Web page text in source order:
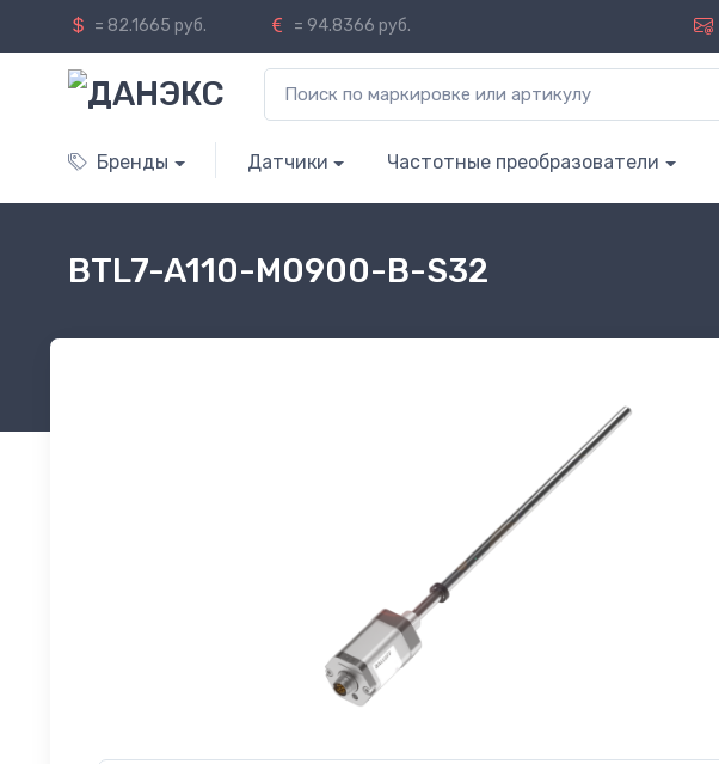
= 82.1665 руб. = 94.8366 руб.
Бренды Датчики Частотные преобразователи
BTL7-A110-M0900-B-S32